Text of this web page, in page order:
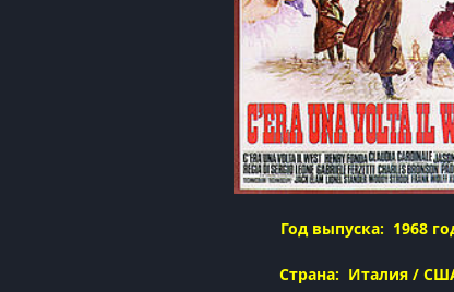
Год выпуска: 1968
Страна: Италия /